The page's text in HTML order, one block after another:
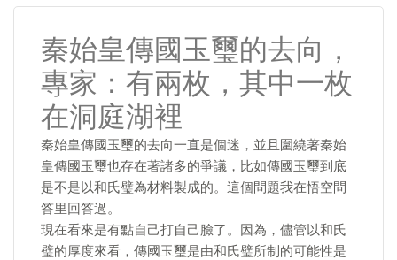
秦始皇傳國玉璽的去向，
專家：有兩枚，其中一枚
在洞庭湖裡
秦始皇傳國玉璽的去向一直是個迷，並且圍繞著秦始
皇傳國玉璽也存在著諸多的爭議，比如傳國玉璽到底
是不是以和氏璧為材料製成的。這個問題我在悟空問
答里回答過。
現在看來是有點自己打自己臉了。因為，儘管以和氏
璧的厚度來看，傳國玉璽是由和氏璧所制的可能性是